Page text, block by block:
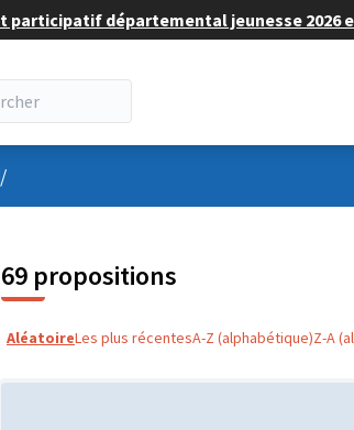
départemental jeunesse 2026
utilisateur
/
69 propositions
AléatoireLes plus récentesA-Z (alphabétique)Z-A